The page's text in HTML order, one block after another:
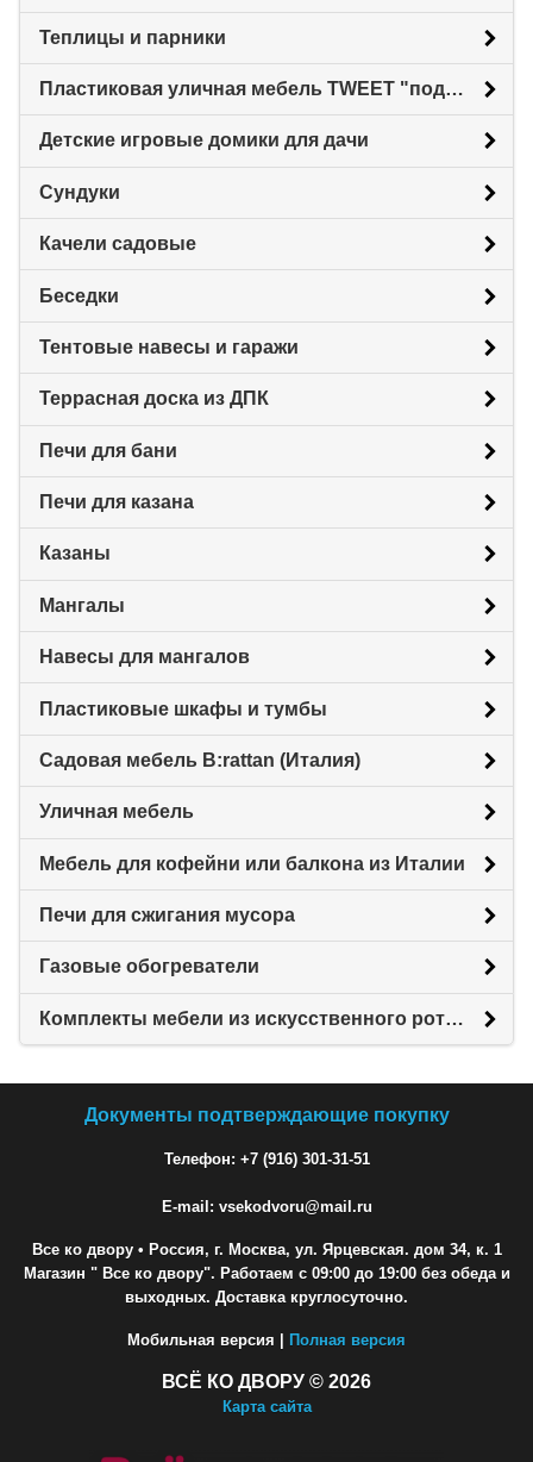
Теплицы и парники
Пластиковая уличная мебель TWEET "под ротанг"
Детские игровые домики для дачи
Сундуки
Качели садовые
Беседки
Тентовые навесы и гаражи
Террасная доска из ДПК
Печи для бани
Печи для казана
Казаны
Мангалы
Навесы для мангалов
Пластиковые шкафы и тумбы
Садовая мебель B:rattan (Италия)
Уличная мебель
Мебель для кофейни или балкона из Италии
Печи для сжигания мусора
Газовые обогреватели
Комплекты мебели из искусственного ротанга
Документы подтверждающие покупку
Телефон: +7 (916) 301-31-51
E-mail: vsekodvoru@mail.ru
Все ко двору• Россия, г. Москва, ул. Ярцевская. дом 34, к. 1
Магазин " Все ко двору". Работаем с 09:00 до 19:00 без обеда и
выходных. Доставка круглосуточно.
Мобильная версия | Полная версия
ВСЁ КО ДВОРУ © 2026
Карта сайта